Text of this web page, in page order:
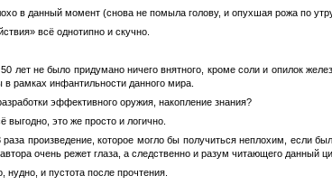
в данный момент (снова не помыла голову, и опухшая рожа по
всё однотипно и скучно.
лет не было придумано ничего внятного, кроме соли и опилок
рамках инфантильности данного мира.
эффективного оружия, накопление знания?
выгодно, это же просто и логично.
произведение, которое могло бы получиться неплохим, если
очень режет глаза, а следственно и разум читающего данный
и пустота после прочтения.